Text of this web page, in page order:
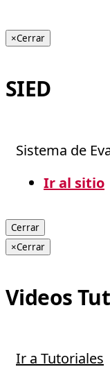
×Cerrar
SIED
Sistema de
Ir al sitio
Cerrar
×Cerrar
Videos
Ir a Tutoriales